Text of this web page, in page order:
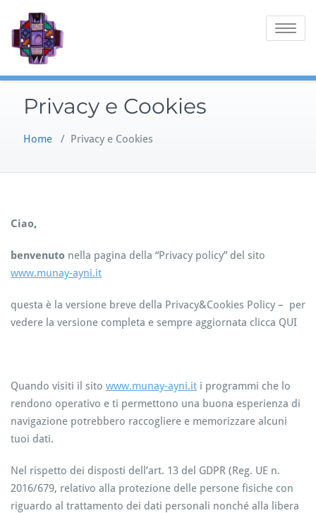
content
Toggle
Privacy e Cookies
Home / Privacy e Cookies
Ciao,
benvenuto nella pagina della “Privacy policy” del sito
www.munay-ayni.it
questa è la versione breve della Privacy&Cookies Policy – per
vedere la versione completa e sempre aggiornata clicca QUI
Quando visiti il sito www.munay-ayni.it i programmi che lo
rendono operativo e ti permettono una buona esperienza di
navigazione potrebbero raccogliere e memorizzare alcuni
tuoi dati.
Nel rispetto dei disposti dell’art. 13 del GDPR (Reg. UE n.
2016/679, relativo alla protezione delle persone fisiche con
riguardo al trattamento dei dati personali nonché alla libera